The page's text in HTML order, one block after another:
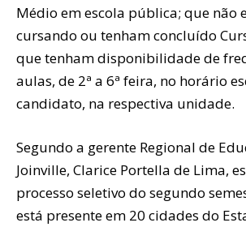
Médio em escola pública; que não
cursando ou tenham concluído
que tenham disponibilidade de
aulas, de 2ª a 6ª feira, no horário
candidato, na respectiva unidade.
Segundo a gerente Regional de
Joinville, Clarice Portella de Lima,
processo seletivo do segundo
está presente em 20 cidades do